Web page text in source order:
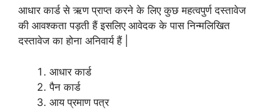
आधार कार्ड से ऋण प्राप्त करने के लिए कुछ महत्वपुर्ण दस्तावेज
की आवश्कता पड़ती हैं इसलिए आवेदक के पास निन्मलिखित
दस्तावेज का होना अनिवार्य हैं |
आधार कार्ड
पैन कार्ड
आय प्रमाण पत्र